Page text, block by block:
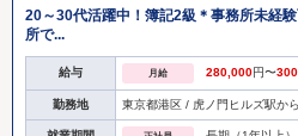
20～30代活躍中！簿記2級＊事務所未経
所で...
給与 月給 280,000円〜
勤務地 東京都港区 / 虎ノ門ヒルズ駅か